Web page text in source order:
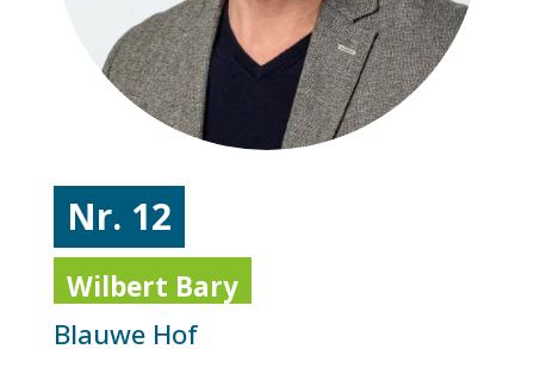
Nr. 12
Wilbert Bary
Blauwe Hof